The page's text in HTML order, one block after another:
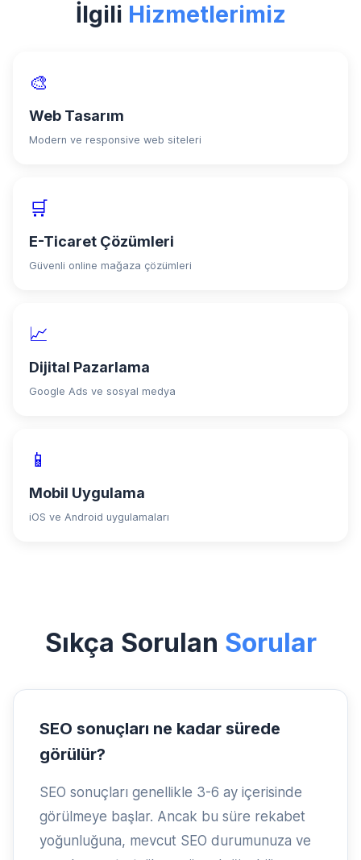
İlgili Hizmetlerimiz
🎨
Web Tasarım
Modern ve responsive web siteleri
🛒
E-Ticaret Çözümleri
Güvenli online mağaza çözümleri
📈
Dijital Pazarlama
Google Ads ve sosyal medya
📱
Mobil Uygulama
iOS ve Android uygulamaları
Sıkça Sorulan Sorular
SEO sonuçları ne kadar sürede
görülür?
SEO sonuçları genellikle 3-6 ay içerisinde
görülmeye başlar. Ancak bu süre rekabet
yoğunluğuna, mevcut SEO durumunuza ve